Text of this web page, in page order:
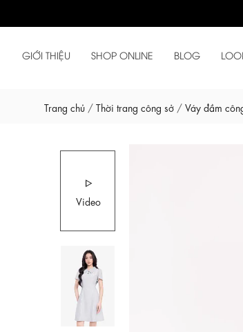
GIỚI THIỆU SHOP ONLINE BLOG
Trang chủ / Thời trang công sở / Váy đầm
Video